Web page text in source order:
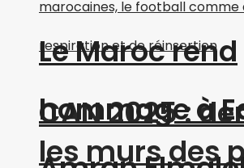
CAN 2025 :
les murs des
Le Maroc rend
hommage à